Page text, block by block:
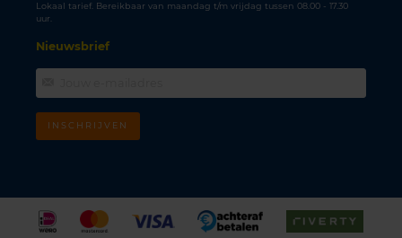
Lokaal tarief. Bereikbaar van maandag t/m vrijdag tussen 08.00 - 17.30
uur.
Nieuwsbrief
INSCHRIJVEN